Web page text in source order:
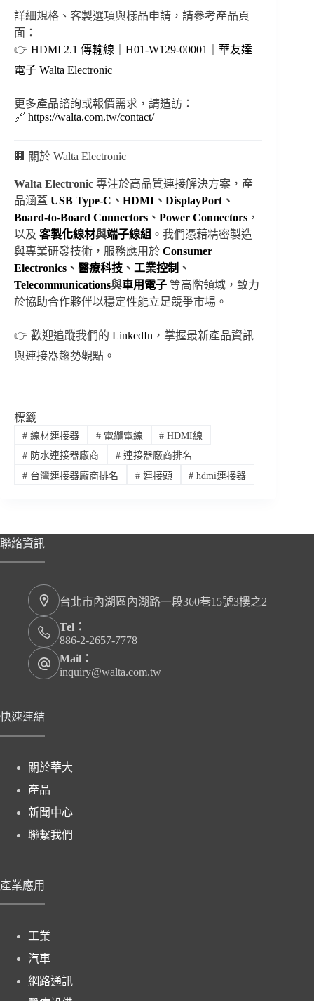
詳細規格、客製選項與樣品申請，請參考產品頁
面：
👉 HDMI 2.1 傳輸線｜H01-W129-00001｜華友達
電子 Walta Electronic
更多產品諮詢或報價需求，請造訪：
🔗 https://walta.com.tw/contact/
🏢 關於 Walta Electronic
Walta Electronic 專注於高品質連接解決方案，產
品涵蓋 USB Type-C 、 HDMI 、 DisplayPort 、
Board-to-Board Connectors 、 Power Connectors ，
以及 客製化線材與端子線組 。我們憑藉精密製造
與專業研發技術，服務應用於 Consumer
Electronics 、 醫療科技 、 工業控制 、
Telecommunications與車用電子 等高階領域，致力
於協助合作夥伴以穩定性能立足競爭市場。
👉 歡迎追蹤我們的 LinkedIn ，掌握最新產品資訊
與連接器趨勢觀點。
標籤
#線材連接器 #電纜電線 # HDMI線
#防水連接器廠商 #連接器廠商排名
#台灣連接器廠商排名 #連接頭 # hdmi連接器
聯絡資訊
台北市內湖區內湖路一段360巷15號3樓之2
Tel：
886-2-2657-7778
Mail：
inquiry@walta.com.tw
快速連結
關於華大
產品
新聞中心
聯繫我們
產業應用
工業
汽車
網路通訊